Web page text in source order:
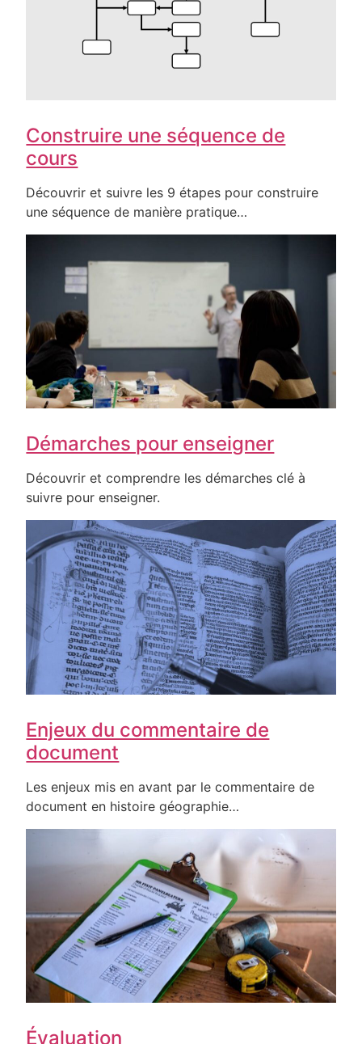
Construire une séquence de
cours
Découvrir et suivre les 9 étapes pour construire
une séquence de manière pratique…
Démarches pour enseigner
Découvrir et comprendre les démarches clé à
suivre pour enseigner.
Enjeux du commentaire de
document
Les enjeux mis en avant par le commentaire de
document en histoire géographie…
Évaluation